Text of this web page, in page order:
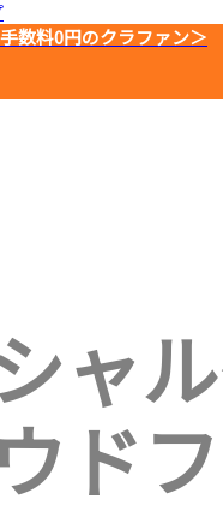
数料0円のクラファン＞
ャ
ド